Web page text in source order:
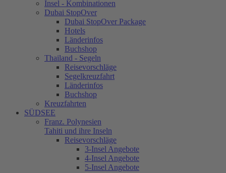
Insel - Kombinationen
Dubai StopOver
Dubai StopOver Package
Hotels
Länderinfos
Buchshop
Thailand - Segeln
Reisevorschläge
Segelkreuzfahrt
Länderinfos
Buchshop
Kreuzfahrten
SÜDSEE
Franz. Polynesien
Tahiti und ihre Inseln
Reisevorschläge
3-Insel Angebote
4-Insel Angebote
5-Insel Angebote